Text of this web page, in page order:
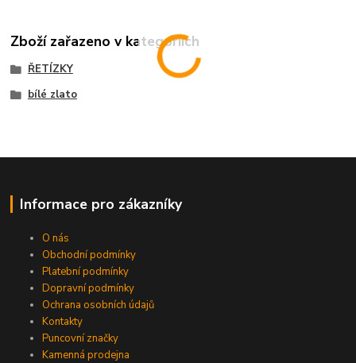
Zboží zařazeno v kategoriích
ŘETÍZKY
bílé zlato
Informace pro zákazníky
O nás
Obchodní podmínky
Platební podmínky
Dopravní podmínky
Ochrana osobních údajů
Kontakty
Puncovní značky
Kamenná prodejna